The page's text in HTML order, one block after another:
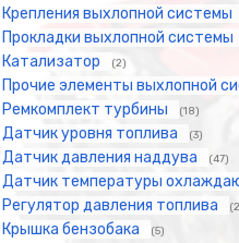
Крепления выхлопной системы
Прокладки выхлопной системы
Катализатор (2)
Прочие элементы выхлопной
Ремкомплект турбины (18)
Датчик уровня топлива (3)
Датчик давления наддува (47)
Датчик температуры
Регулятор давления топлива
Крышка бензобака (5)